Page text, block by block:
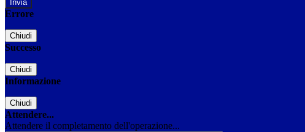
Errore
Chiudi
Successo
Chiudi
Informazione
Chiudi
Attendere...
Attendere il completamento dell'operazione...